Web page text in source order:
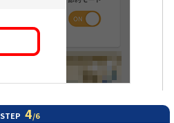
STEP 4/6